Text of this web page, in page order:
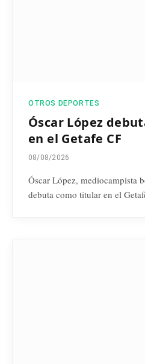
OTROS DEPORTES
Óscar López
en el Getafe CF
08/08/2026
Óscar López, mediocampista
debuta como titular en el